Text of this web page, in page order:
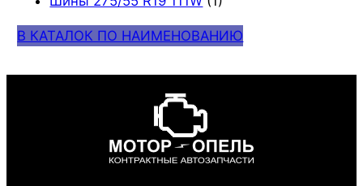
В КАТАЛОК ПО НАИМЕНОВАНИЮ